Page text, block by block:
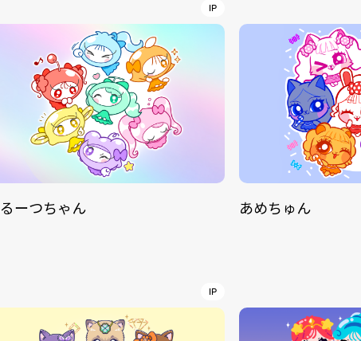
IP
ーつちゃん あめちゅん
IP
CONTACT
Shibuya-ku, Tokyo, Japan 150-0001